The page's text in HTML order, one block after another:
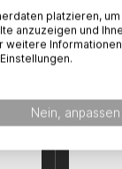
€ *
EBE/
platzieren,
anzuzeigen und
weitere
Nein, anpassen